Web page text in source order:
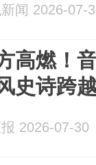
新闻 2026-07-
高燃！
史诗跨
2026-07-30